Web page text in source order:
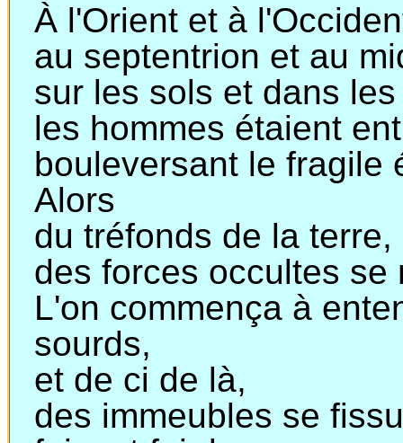
À l'Orient et à
au septentrion et au
sur les sols et dans
les hommes étaient
bouleversant le fragile
Alors
du tréfonds de la terre,
des forces occultes se
L'on commença à
sourds,
et de ci de là,
des immeubles se